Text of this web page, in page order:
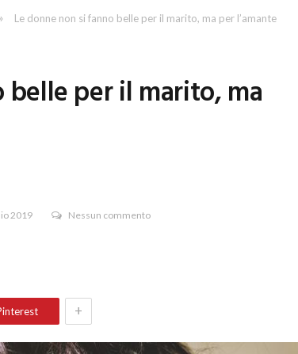
Le donne non si fanno belle per il marito, ma per l’amante
belle per il marito, ma
2019 Nessun commento
+